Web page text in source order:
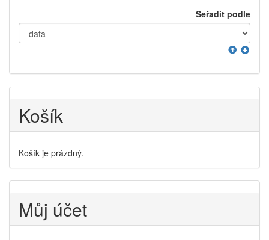
Seřadit podle
Košík
Košík je prázdný.
Můj účet